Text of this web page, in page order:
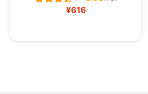
¥616